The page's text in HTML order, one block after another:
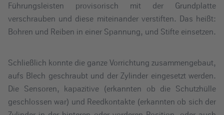
Führungsleisten provisorisch mit der Grundplatte
verschrauben und diese miteinander verstiften. Das heißt:
Bohren und Reiben in einer Spannung, und Stifte einsetzen.
Schließlich konnte die ganze Vorrichtung zusammengebaut,
aufs Blech geschraubt und der Zylinder eingesetzt werden.
Die Sensoren, kapazitive (erkannten ob die Schutzhülle
geschlossen war) und Reedkontakte (erkannten ob sich der